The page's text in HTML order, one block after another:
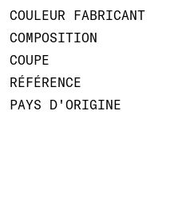
COULEUR FABRICANT
COMPOSITION
COUPE
RÉFÉRENCE
PAYS D'ORIGINE